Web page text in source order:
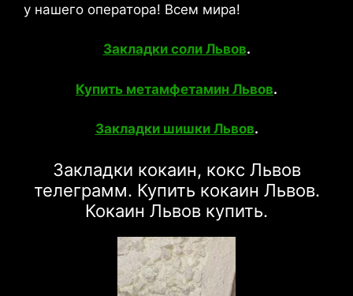
у нашего оператора! Всем мира!
Закладки соли Львов.
Купить метамфетамин Львов.
Закладки шишки Львов.
Закладки кокаин, кокс Львов
телеграмм. Купить кокаин Львов.
Кокаин Львов купить.